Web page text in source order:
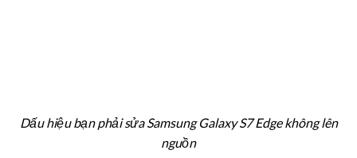
Dấu hiệu bạn phải sửa Samsung Galaxy S7 Edge không lên
nguồn